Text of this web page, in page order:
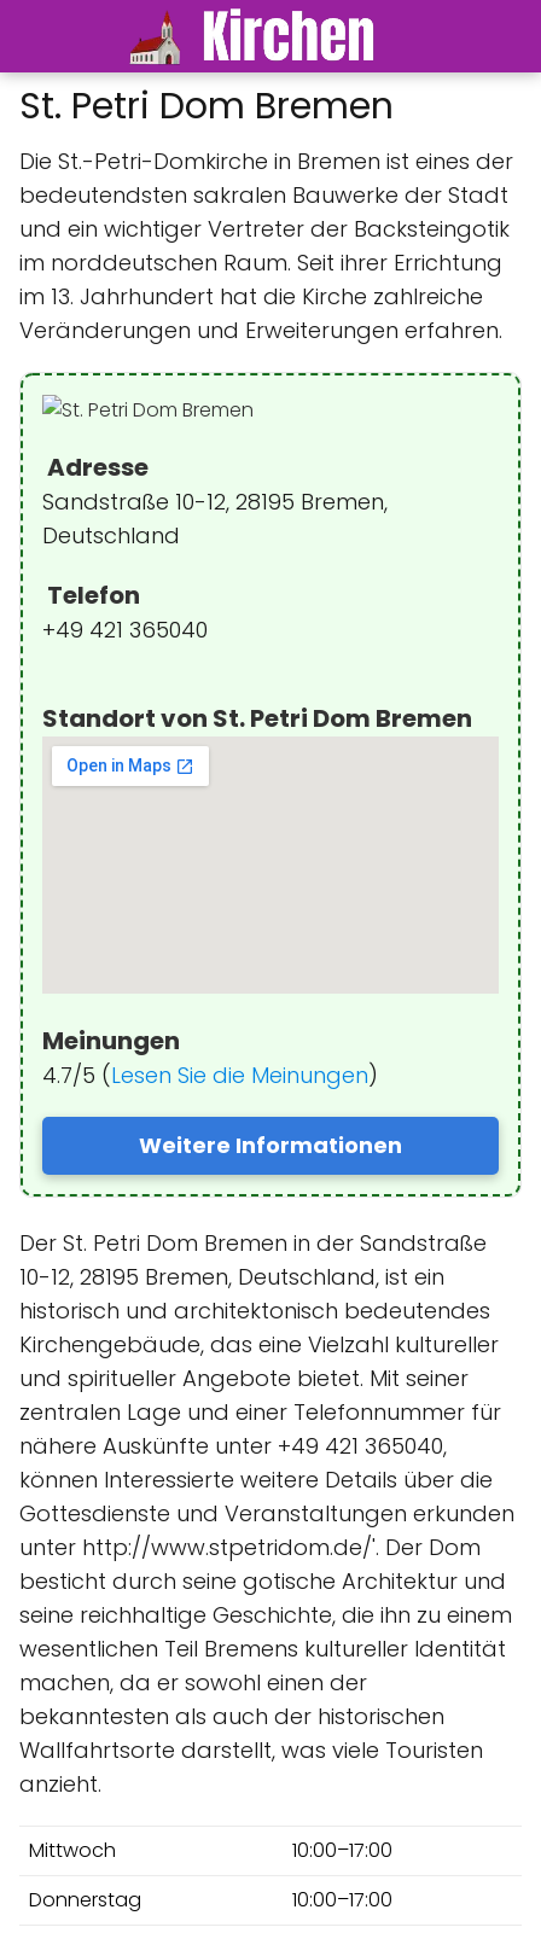
St. Petri Dom Bremen
Die St.-Petri-Domkirche in Bremen ist eines der
bedeutendsten sakralen Bauwerke der Stadt
und ein wichtiger Vertreter der Backsteingotik
im norddeutschen Raum. Seit ihrer Errichtung
im 13. Jahrhundert hat die Kirche zahlreiche
Veränderungen und Erweiterungen erfahren.
Adresse
Sandstraße 10-12, 28195 Bremen,
Deutschland
Telefon
+49 421 365040
Standort von St. Petri Dom Bremen
Meinungen
4.7/5 (Lesen Sie die Meinungen)
Weitere Informationen
Der St. Petri Dom Bremen in der Sandstraße
10-12, 28195 Bremen, Deutschland, ist ein
historisch und architektonisch bedeutendes
Kirchengebäude, das eine Vielzahl kultureller
und spiritueller Angebote bietet. Mit seiner
zentralen Lage und einer Telefonnummer für
nähere Auskünfte unter +49 421 365040,
können Interessierte weitere Details über die
Gottesdienste und Veranstaltungen erkunden
unter http://www.stpetridom.de/'. Der Dom
besticht durch seine gotische Architektur und
seine reichhaltige Geschichte, die ihn zu einem
wesentlichen Teil Bremens kultureller Identität
machen, da er sowohl einen der
bekanntesten als auch der historischen
Wallfahrtsorte darstellt, was viele Touristen
anzieht.
Mittwoch
10:00–17:00
Donnerstag
10:00–17:00